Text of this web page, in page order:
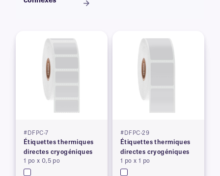
#DFPC-7
Étiquettes thermiques
directes cryogéniques
1 po x 0,5 po
#DFPC-29
Étiquettes thermiques
directes cryogéniques
1 po x 1 po